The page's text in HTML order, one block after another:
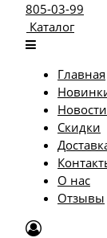
805-03-99
Каталог
Главная
Новости
Скидки
О нас
Отзывы